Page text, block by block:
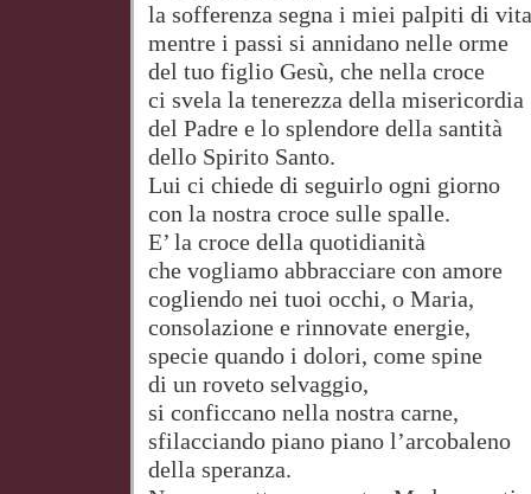
la sofferenza segna i miei palpiti di
mentre i passi si annidano nelle orme
del tuo figlio Gesù, che nella croce
ci svela la tenerezza della misericordia
del Padre e lo splendore della santità
dello Spirito Santo.
Lui ci chiede di seguirlo ogni giorno
con la nostra croce sulle spalle.
E’ la croce della quotidianità
che vogliamo abbracciare con amore
cogliendo nei tuoi occhi, o Maria,
consolazione e rinnovate energie,
specie quando i dolori, come spine
di un roveto selvaggio,
si conficcano nella nostra carne,
sfilacciando piano piano l’arcobaleno
della speranza.